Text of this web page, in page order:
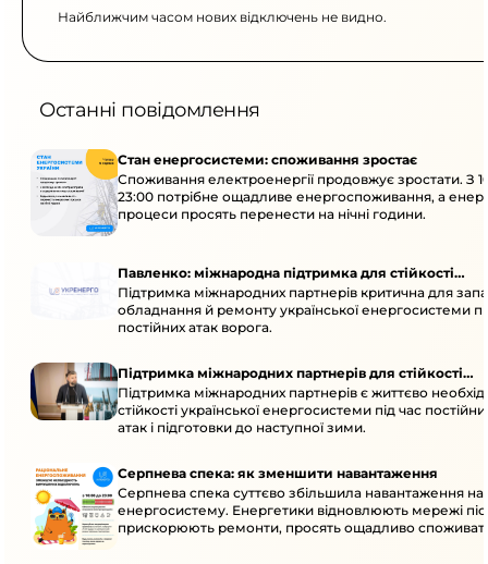
Найближчим часом нових відключень не видно.
Останні повідомлення
Стан енергосистеми: споживання зростає
Споживання електроенергії продовжує зростати. З
23:00 потрібне ощадливе енергоспоживання, а
процеси просять перенести на нічні години.
Павленко: міжнародна підтримка для стійкості
енергосистеми
Підтримка міжнародних партнерів критична для
обладнання й ремонту української енергосистеми
постійних атак ворога.
Підтримка міжнародних партнерів для стійкості
енергосистеми
Підтримка міжнародних партнерів є життєво
стійкості української енергосистеми під час
атак і підготовки до наступної зими.
Серпнева спека: як зменшити навантаження
Серпнева спека суттєво збільшила навантаження на
енергосистему. Енергетики відновлюють мережі
прискорюють ремонти, просять ощадливо